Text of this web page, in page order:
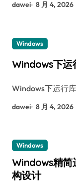
dawei 8 月 4, 2026
Windows
Windows下运
Windows下运行
dawei 8 月 4, 2026
Windows
Windows精简
构设计